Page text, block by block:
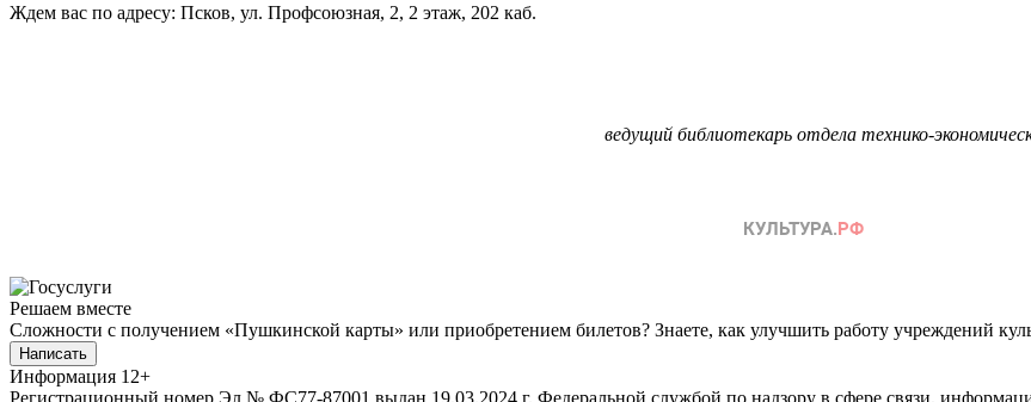
Ждем вас по адресу: Псков, ул. Профсоюзная, 2, 2 этаж, 202 каб.
ведущий библиотекарь отдела технико-
Решаем вместе
Сложности с получением «Пушкинской карты» или приобретением билетов? Знаете, как улучшить работу учреждений
Написать
Информация 12+
Регистрационный номер Эл № ФС77-87001 выдан 19.03.2024 г. Федеральной службой по надзору в сфере связи,